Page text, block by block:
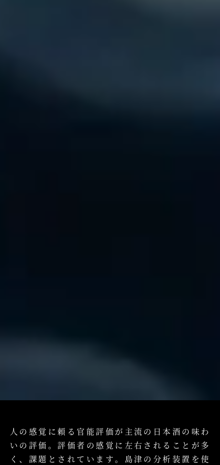
人の感覚に頼る官能評価が主流の日本酒の味わ
いの評価。評価者の感覚に左右されることが多
く、課題とされています。島津の分析装置を使